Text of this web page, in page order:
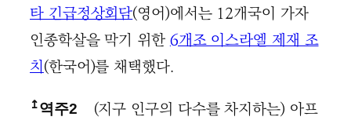
타 긴급정상회담(영어)에서는 12개국이 가자
인종학살을 막기 위한6개조 이스라엘 제재 조
치(한국어)를 채택했다.
↥역주2
(지구 인구의 다수를 차지하는) 아프